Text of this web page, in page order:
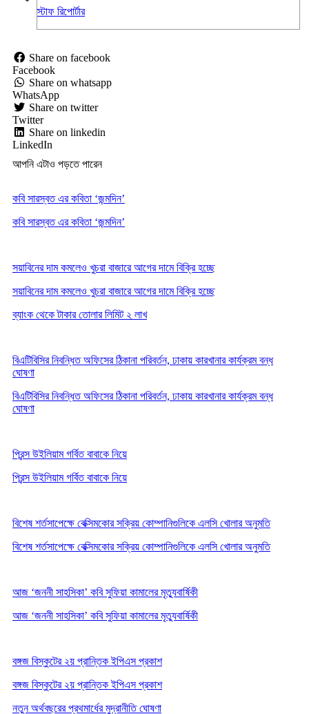
স্টাফ রিপোর্টার
Share on facebook
Facebook
Share on whatsapp
WhatsApp
Share on twitter
Twitter
Share on linkedin
LinkedIn
আপনি এটাও পড়তে পারেন
কবি সারস্বত এর কবিতা ‘জন্মদিন’
কবি সারস্বত এর কবিতা ‘জন্মদিন’
সয়াবিনের দাম কমলেও খুচরা বাজারে আগের দামে বিক্রি হচ্ছে
সয়াবিনের দাম কমলেও খুচরা বাজারে আগের দামে বিক্রি হচ্ছে
ব্যাংক থেকে টাকার তোলার লিমিট ২ লাখ
বিএটিবিসির নিবন্ধিত অফিসের ঠিকানা পরিবর্তন, ঢাকায় কারখানার কার্যক্রম বন্ধ
ঘোষণা
বিএটিবিসির নিবন্ধিত অফিসের ঠিকানা পরিবর্তন, ঢাকায় কারখানার কার্যক্রম বন্ধ
ঘোষণা
প্রিন্স উইলিয়াম গর্বিত বাবাকে নিয়ে
প্রিন্স উইলিয়াম গর্বিত বাবাকে নিয়ে
বিশেষ শর্তসাপেক্ষে বেক্সিমকোর সক্রিয় কোম্পানিগুলিকে এলসি খোলার অনুমতি
বিশেষ শর্তসাপেক্ষে বেক্সিমকোর সক্রিয় কোম্পানিগুলিকে এলসি খোলার অনুমতি
আজ ‘জননী সাহসিকা’ কবি সুফিয়া কামালের মৃত্যুবার্ষিকী
আজ ‘জননী সাহসিকা’ কবি সুফিয়া কামালের মৃত্যুবার্ষিকী
বঙ্গজ বিস্কুটের ২য় প্রান্তিক ইপিএস প্রকাশ
বঙ্গজ বিস্কুটের ২য় প্রান্তিক ইপিএস প্রকাশ
নতুন অর্থবছরের প্রথমার্ধের মুদ্রানীতি ঘোষণা